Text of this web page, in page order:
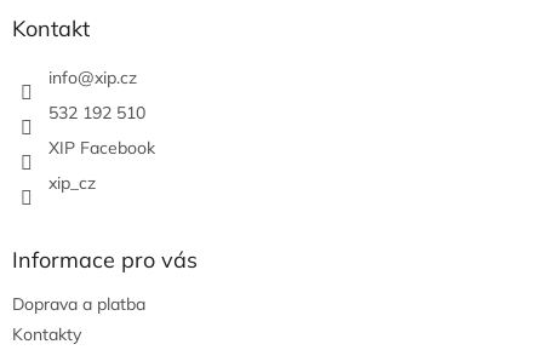
Kontakt
info@xip.cz
532 192 510
XIP Facebook
xip_cz
Informace pro vás
Doprava a platba
Kontakty